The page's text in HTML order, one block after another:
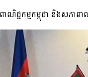
ជ្ជកម្ម​កម្ពុជា និង​សភា​ព